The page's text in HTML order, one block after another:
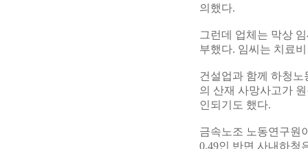
의했다.
그런데 업체는 막상
부했다. 임씨는 치료
건설업과 함께 하청
의 산재 사망사고가
인되기도 했다.
금속노조 노동연구원
0.49인 반면 사내하청